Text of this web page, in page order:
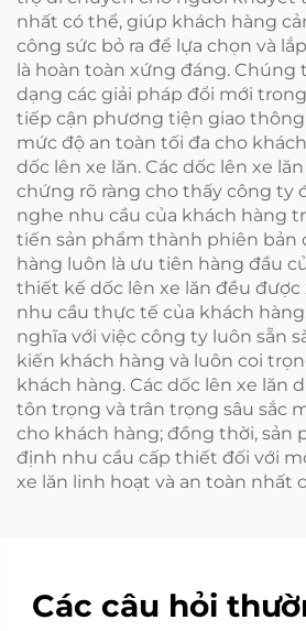
nhất có thể, giúp khách hàng
công sức bỏ ra để lựa chọn và
là hoàn toàn xứng đáng. Chúng
dạng các giải pháp đổi mới
tiếp cận phương tiện giao
mức độ an toàn tối đa cho
dốc lên xe lăn. Các dốc lên xe
chứng rõ ràng cho thấy công ty
nghe nhu cầu của khách hàng
tiến sản phẩm thành phiên bản
hàng luôn là ưu tiên hàng đầu
thiết kế dốc lên xe lăn đều
nhu cầu thực tế của khách
nghĩa với việc công ty luôn sẵn
kiến khách hàng và luôn coi
khách hàng. Các dốc lên xe lăn
tôn trọng và trân trọng sâu sắc
cho khách hàng; đồng thời, sản
định nhu cầu cấp thiết đối với
xe lăn linh hoạt và an toàn nhất
Các câu hỏi